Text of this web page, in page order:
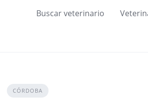
Buscar veterinario
CÓRDOBA